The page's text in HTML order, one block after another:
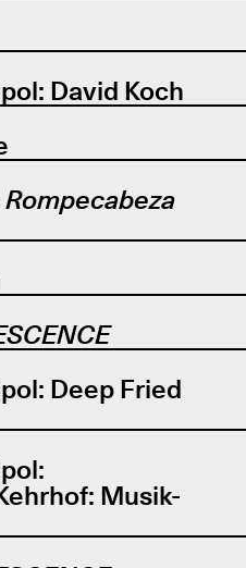
David Koch
Rompecabeza
Deep Fried
Musik-